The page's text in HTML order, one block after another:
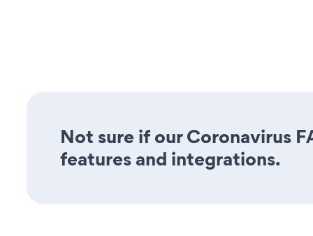
Not sure if our Coronavirus
features and integrations.